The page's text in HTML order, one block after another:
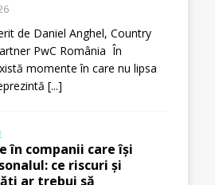
de Daniel Anghel, Country
PwC România În
momente în care nu lipsa
[...]
în companii care își
ce riscuri și
ar trebui să